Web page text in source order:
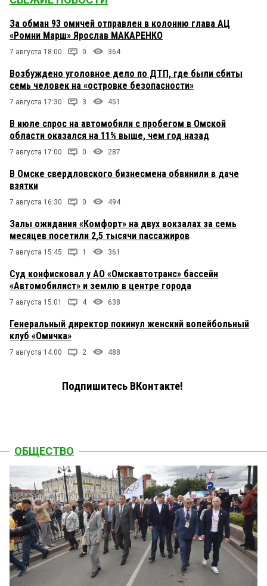
За обман 93 омичей отправлен в колонию глава АЦ
«Ромни Марш» Ярослав МАКАРЕНКО
7 августа 18:00 0 364
Возбуждено уголовное дело по ДТП, где были сбиты
семь человек на «островке безопасности»
7 августа 17:30 3 451
В июле спрос на автомобили с пробегом в Омской
области оказался на 11% выше, чем год назад
7 августа 17:00 0 287
В Омске свердловского бизнесмена обвинили в даче
взятки
7 августа 16:30 0 494
Залы ожидания «Комфорт» на двух вокзалах за семь
месяцев посетили 2,5 тысячи пассажиров
7 августа 15:45 1 361
Суд конфисковал у АО «Омскавтотранс» бассейн
«Автомобилист» и землю в центре города
7 августа 15:01 4 638
Генеральный директор покинул женский волейбольный
клуб «Омичка»
7 августа 14:00 2 488
Подпишитесь ВКонтакте!
ОБЩЕСТВО